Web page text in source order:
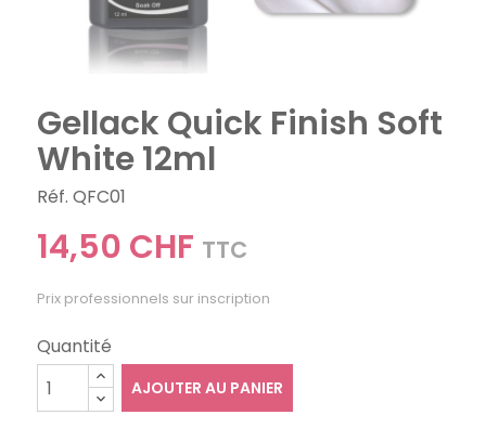
Gellack Quick Finish Soft
White 12ml
Réf. QFC01
14,50 CHF TTC
Prix professionnels sur inscription
Quantité
AJOUTER AU PANIER